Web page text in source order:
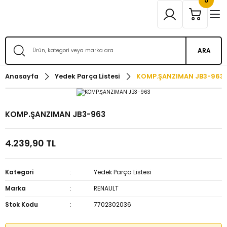
ARA
Anasayfa Yedek Parça Listesi KOMP.ŞANZIMAN JB3-963
KOMP.ŞANZIMAN JB3-963
4.239,90 TL
Kategori
Yedek Parça Listesi
Marka
RENAULT
Stok Kodu
7702302036